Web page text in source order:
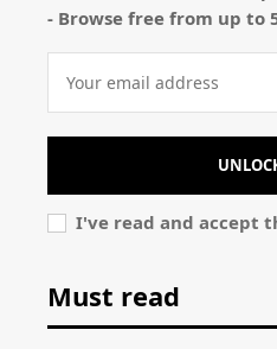
- Browse free from up to
I've read and accept
Must read